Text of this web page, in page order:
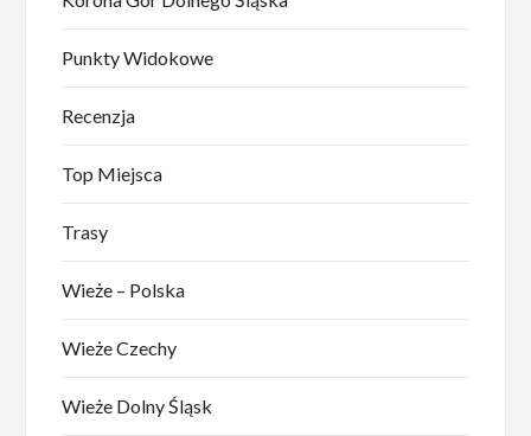
Punkty Widokowe
Recenzja
Top Miejsca
Trasy
Wieże – Polska
Wieże Czechy
Wieże Dolny Śląsk